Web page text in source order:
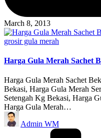
March 8, 2013
Posted
grosir gula merah
Harga Gula Merah Sachet
Harga Gula Merah Sachet
Bekasi, Harga Gula Merah
Setengah Kg Bekasi, Harga
Harga Gula Merah…
Posted
by
Admin WM